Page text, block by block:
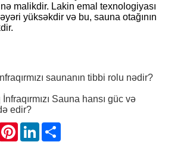
malikdir. Lakin emal texnologiyası
yüksəkdir və bu, sauna otağının
saunanın tibbi rolu nədir?
Sauna hansı güc və
edir?
PinterestLinkedIn